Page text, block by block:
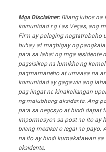
Mga Disclaimer:Bilang lubos na
komunidad ng Las Vegas, ang
Firm ay palaging nagtatrabaho
buhay at magbigay ng
para sa lahat ng mga residente
pagsisikap na lumikha ng
pagmamaneho at umaasa na
komunidad ay gagawin ang
pag-iingat na kinakailangan
ng malubhang aksidente. Ang
para sa negosyo at hindi dapat
impormasyon sa post na ito ay
bilang medikal o legal na payo.
na ito ay hindi kumakatawan
aksidente.